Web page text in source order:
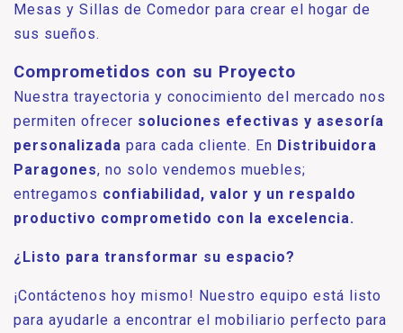
Mesas y Sillas de Comedor para crear el hogar de
sus sueños.
Comprometidos con su Proyecto
Nuestra trayectoria y conocimiento del mercado nos
permiten ofrecer soluciones efectivas y asesoría
personalizada para cada cliente. En Distribuidora
Paragones, no solo vendemos muebles;
entregamos confiabilidad, valor y un respaldo
productivo comprometido con la excelencia.
¿Listo para transformar su espacio?
¡Contáctenos hoy mismo! Nuestro equipo está listo
para ayudarle a encontrar el mobiliario perfecto para